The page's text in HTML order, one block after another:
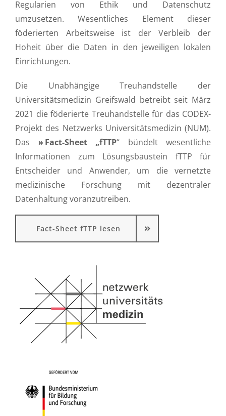
Regularien von Ethik und Datenschutz
umzusetzen. Wesentliches Element dieser
föderierten Arbeitsweise ist der Verbleib der
Hoheit über die Daten in den jeweiligen lokalen
Einrichtungen.
Die Unabhängige Treuhandstelle der
Universitätsmedizin Greifswald betreibt seit März
2021 die föderierte Treuhandstelle für das CODEX-
Projekt des Netzwerks Universitätsmedizin (NUM).
Das
Fact-Sheet „fTTP“ bündelt wesentliche
Informationen zum Lösungsbaustein fTTP für
Entscheider und Anwender, um die vernetzte
medizinische Forschung mit dezentraler
Datenhaltung voranzutreiben.
Fact-Sheet fTTP lesen